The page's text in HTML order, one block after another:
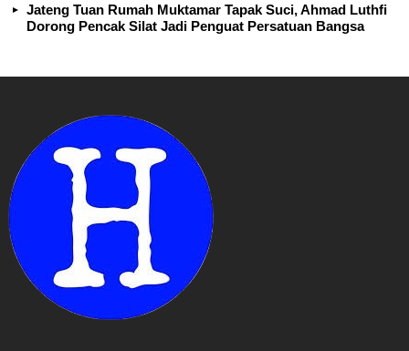
Jateng Tuan Rumah Muktamar Tapak Suci, Ahmad Luthfi
Dorong Pencak Silat Jadi Penguat Persatuan Bangsa